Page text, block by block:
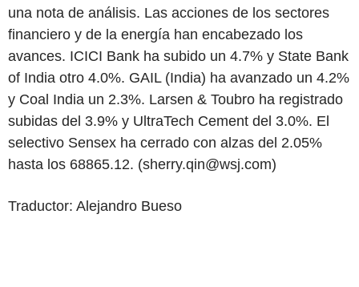
una nota de análisis. Las acciones de los sectores
financiero y de la energía han encabezado los
avances. ICICI Bank ha subido un 4.7% y State Bank
of India otro 4.0%. GAIL (India) ha avanzado un 4.2%
y Coal India un 2.3%. Larsen & Toubro ha registrado
subidas del 3.9% y UltraTech Cement del 3.0%. El
selectivo Sensex ha cerrado con alzas del 2.05%
hasta los 68865.12. (sherry.qin@wsj.com)
Traductor: Alejandro Bueso